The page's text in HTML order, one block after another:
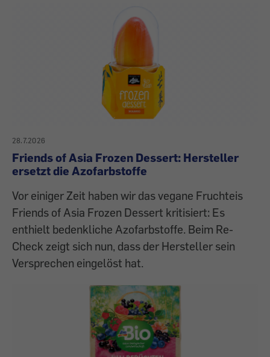
28.7.2026
Friends of Asia Frozen Dessert: Hersteller
ersetzt die Azofarbstoffe
Vor einiger Zeit haben wir das vegane Fruchteis
Friends of Asia Frozen Dessert kritisiert: Es
enthielt bedenkliche Azofarbstoffe. Beim Re-
Check zeigt sich nun, dass der Hersteller sein
Versprechen eingelöst hat.